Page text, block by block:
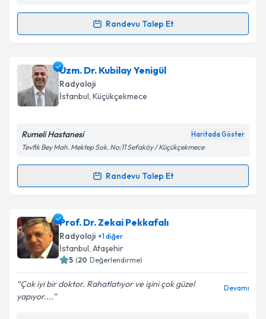
Kişisel verilerimin işlenmesine ilişkin
Metni'ni okudum ve kişisel verilerimin belirtilen
Takvim Talebini Gönder
Randevu Talep Et
Randevu Takvimi Talebi
Uzm. Dr. H.Erdal Özbekiçin randevu takvimi talebi
oluşturun. Size bu uzmandan randevu almanız için bir
takvim hazırlandığında e-posta ile bilgilendireceğiz.
Kişisel verilerimin işlenmesine ilişkin
Metni'ni okudum ve kişisel verilerimin belirtilen
Takvim Talebini Gönder
Uzm. Dr. Kubilay Yenigül
Radyoloji
İstanbul, Küçükçekmece
Rumeli Hastanesi Haritada Göster
Tevfik Bey Mah. Mektep Sok. No:11 Sefaköy / Küçükçekmece
Randevu Talep Et
Randevu Takvimi Talebi
Uzm. Dr. Kubilay Yenigüliçin randevu takvimi talebi
oluşturun. Size bu uzmandan randevu almanız için bir
takvim hazırlandığında e-posta ile bilgilendireceğiz.
Prof. Dr. Zekai Pekkafalı
Radyoloji +1diğer
İstanbul, Ataşehir
5 (20 Değerlendirme)
Çok iyi bir doktor. Rahatlatıyor ve işini çok güzel
yapıyor....
Devamı